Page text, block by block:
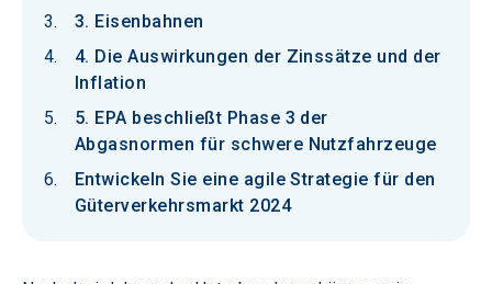
3. Eisenbahnen
4. Die Auswirkungen der Zinssätze und der
Inflation
5. EPA beschließt Phase 3 der
Abgasnormen für schwere Nutzfahrzeuge
Entwickeln Sie eine agile Strategie für den
Güterverkehrsmarkt 2024